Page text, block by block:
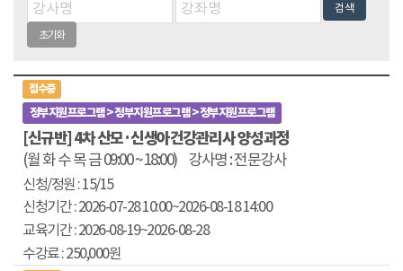
검색
초기화
접수중
정부지원프로그램 > 정부지원프로그램 > 정부지원프로그램
[신규반] 4차 산모·신생아건강관리사 양성과정
(월 화 수 목 금 09:00 ~ 18:00)
강사명 : 전문강사
15/15
2026-07-28 10:00~2026-08-18 14:00
2026-08-19~2026-08-28
250,000원